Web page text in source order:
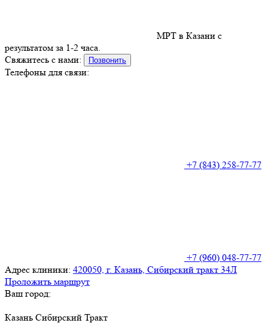
МРТ в Казани с
результатом за 1-2 часа.
Свяжитесь с нами:
Позвонить
Телефоны для связи:
+7 (843) 258-77-77
+7 (960) 048-77-77
Адрес клиники: 420050, г. Казань, Сибирский тракт 34Л
Проложить маршрут
Ваш город:
Казань Сибирский Тракт